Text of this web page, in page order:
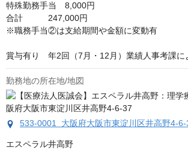
特殊勤務手当　8,000円
合計　　　247,000円
※職務手当②は支給期間や金額に変動有
賞与有り　年2回（7月・12月）業績人事考課に
勤務地の所在地/地図
533-0001 大阪府大阪市東淀川区井高野4-6-
エスペラル井高野